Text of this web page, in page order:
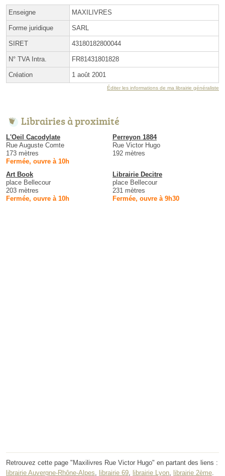
Enseigne MAXILIVRES
Forme juridique SARL
SIRET 43180182800044
N° TVA Intra. FR81431801828
Création 1 août 2001
Éditer les informations de ma librairie généraliste
Librairies à proximité
L'Oeil Cacodylate
Rue Auguste Comte
173 mètres
Fermée, ouvre à 10h
Perreyon 1884
Rue Victor Hugo
192 mètres
Art Book
place Bellecour
203 mètres
Fermée, ouvre à 10h
Librairie Decitre
place Bellecour
231 mètres
Fermée, ouvre à 9h30
Retrouvez cette page "Maxilivres Rue Victor Hugo" en partant des liens :
librairie Auvergne-Rhône-Alpes, librairie 69, librairie Lyon, librairie 2ème.